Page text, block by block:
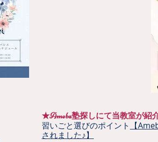
★Ameba塾探しにて当教室が紹
習いごと選びのポイント
【
されました♪】